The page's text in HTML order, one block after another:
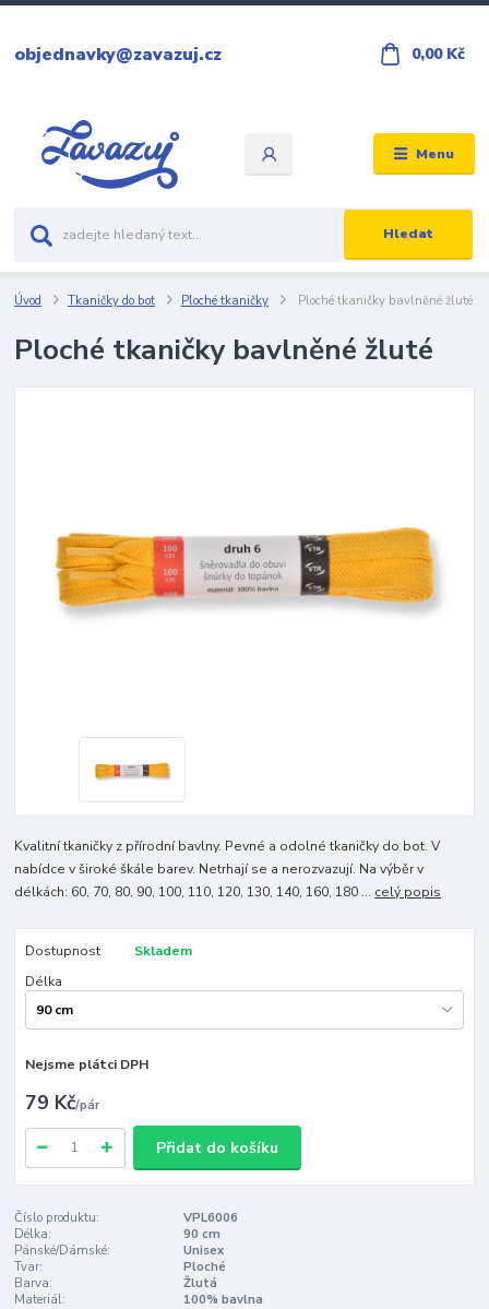
Menu
Hledat
objednavky@zavazuj.cz 0,00 Kč
Úvod Tkaničky do bot Ploché tkaničky Ploché tkaničky bavlněné žluté
Ploché tkaničky bavlněné žluté
Kvalitní tkaničky z přírodní bavlny. Pevné a odolné tkaničky do bot. V
nabídce v široké škále barev. Netrhají se a nerozvazují. Na výběr v
délkách: 60, 70, 80, 90, 100, 110, 120, 130, 140, 160, 180 ... celý popis
Dostupnost
Skladem
Délka
Nejsme plátci DPH
79 Kč/pár
Přidat do košíku
Číslo produktu:
VPL6006
Délka:
90 cm
Pánské/Dámské:
Unisex
Tvar:
Ploché
Barva:
Žlutá
Materiál:
100% bavlna